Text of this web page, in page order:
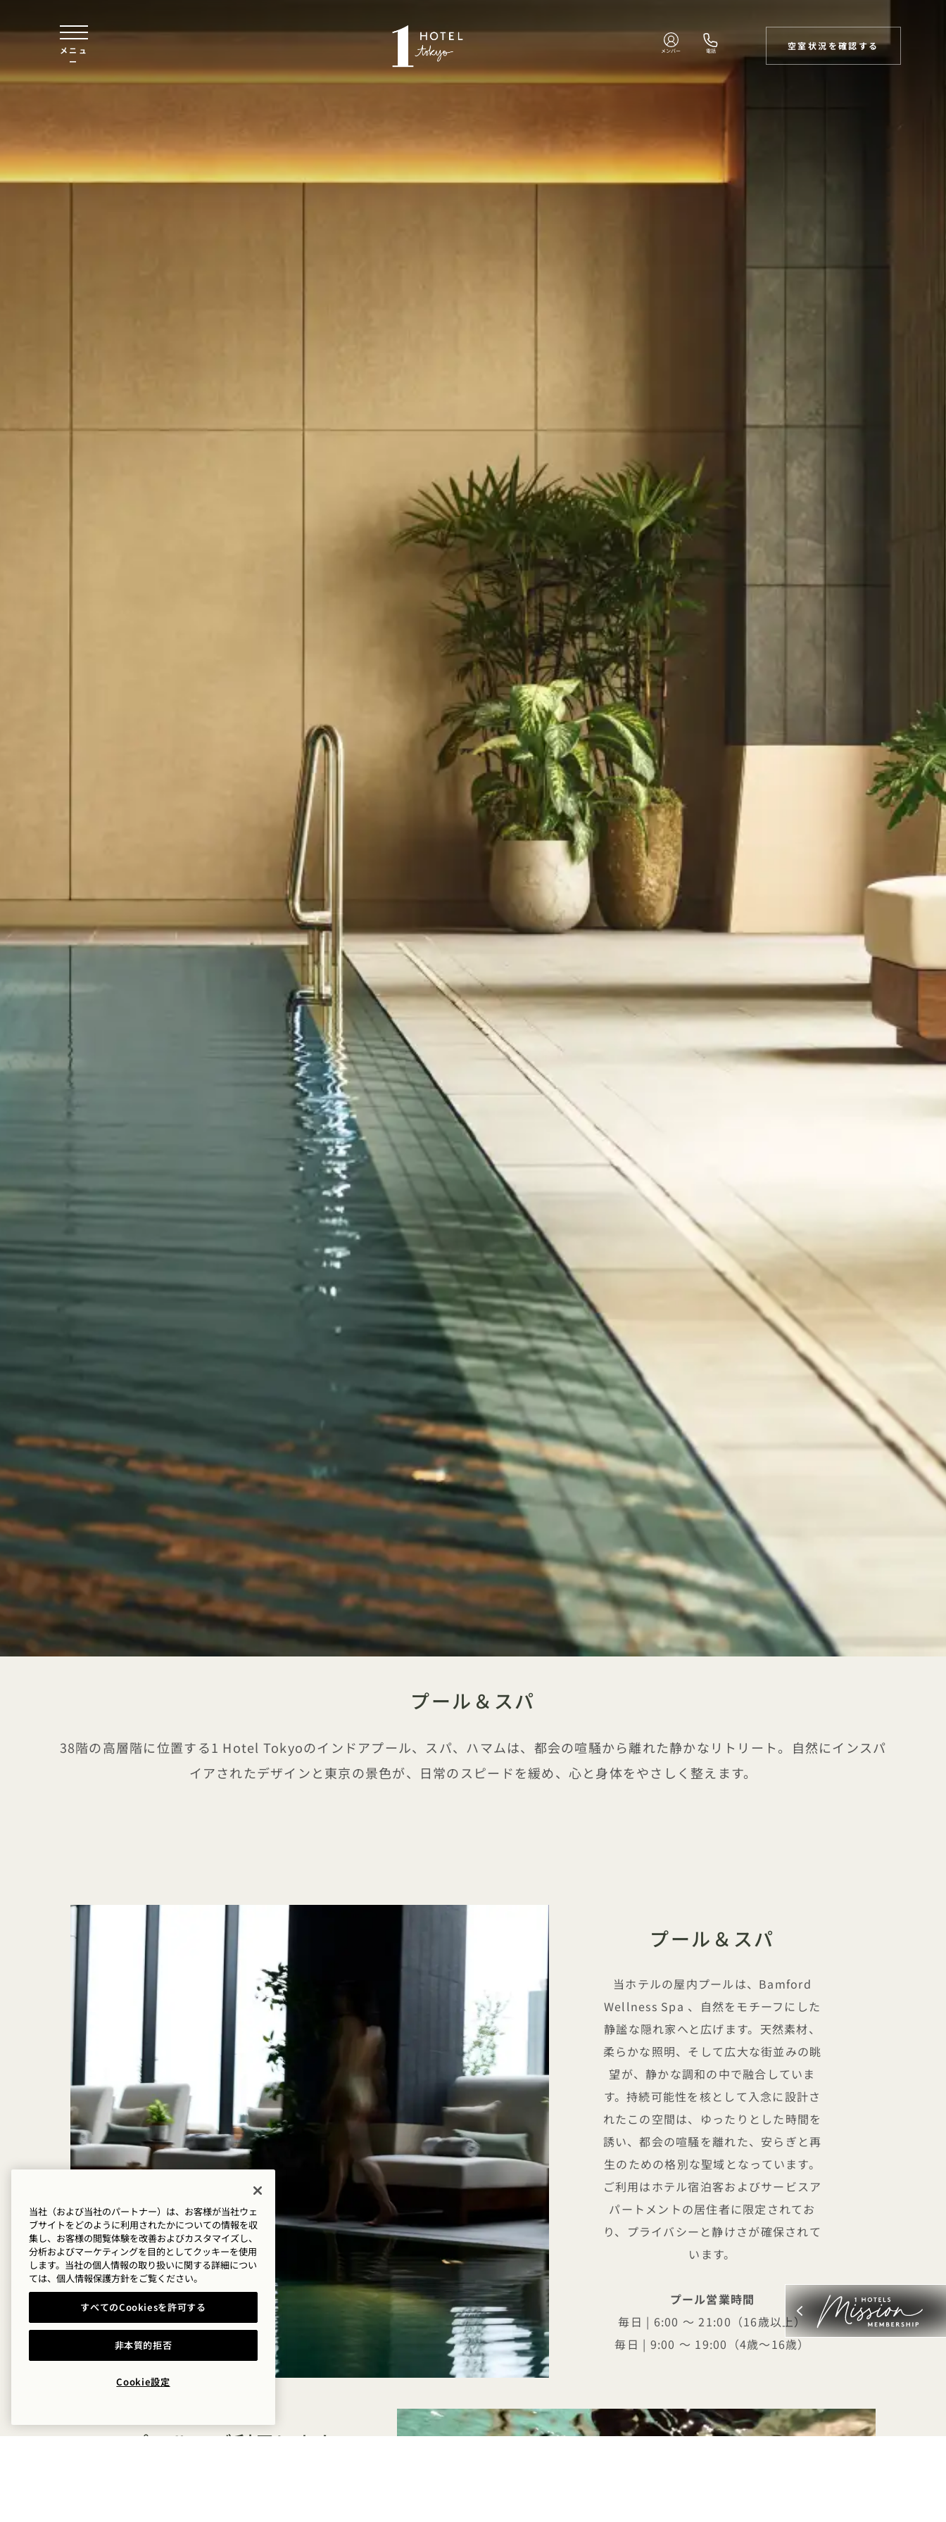
メニュ
ー
メンバー 電話 空室状況を確認する
プール＆スパ
38階の高層階に位置する1 Hotel Tokyoのインドアプール、スパ、ハマムは、都会の喧騒から離れた静かなリトリート。自然にインスパ
イアされたデザインと東京の景色が、日常のスピードを緩め、心と身体をやさしく整えます。
プール＆スパ
当ホテルの屋内プールは、Bamford
Wellness Spa 、自然をモチーフにした
静謐な隠れ家へと広げます。天然素材、
柔らかな照明、そして広大な街並みの眺
望が、静かな調和の中で融合していま
す。持続可能性を核として入念に設計さ
れたこの空間は、ゆったりとした時間を
誘い、都会の喧騒を離れた、安らぎと再
生のための格別な聖域となっています。
ご利用はホテル宿泊客およびサービスア
パートメントの居住者に限定されてお
り、プライバシーと静けさが確保されて
います。
プール営業時間
毎日 | 6:00 ～ 21:00（16歳以上）
毎日 | 9:00 ～ 19:00（4歳～16歳）
プールのご利用にあた
当社（および当社のパートナー）は、お客様が当社ウェ
ブサイトをどのように利用されたかについての情報を収
集し、お客様の閲覧体験を改善およびカスタマイズし、
分析およびマーケティングを目的としてクッキーを使用
します。当社の個人情報の取り扱いに関する詳細につい
ては、 個人情報保護方針をご覧ください。
すべてのCookiesを許可する
非本質的拒否
Cookie設定